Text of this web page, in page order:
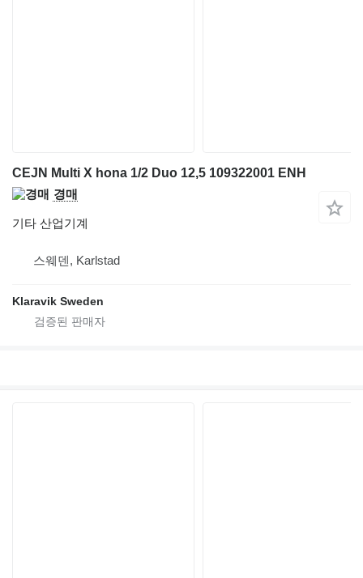
CEJN Multi X hona 1/2 Duo 12,5 109322001 ENH
경매
기타 산업기계
스웨덴, Karlstad
Klaravik Sweden